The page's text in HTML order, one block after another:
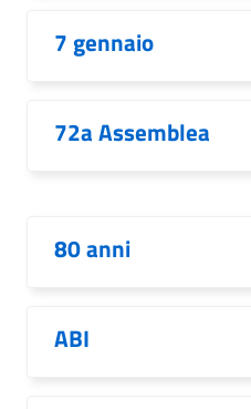
7 gennaio
72a Assemblea
80 anni
ABI